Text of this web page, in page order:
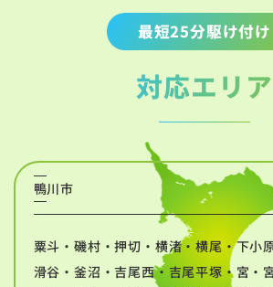
最短25分駆け付け
対応エリア
鴨川市
粟斗・磯村・押切・横渚・横尾・下小
滑谷・釜沼・吉尾西・吉尾平塚・宮・